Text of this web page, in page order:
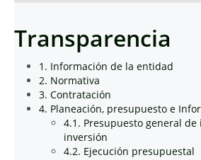
Transparencia
1. Información de la entidad
2. Normativa
3. Contratación
4. Planeación, presupuesto e
4.1. Presupuesto general de
inversión
4.2. Ejecución presupuestal